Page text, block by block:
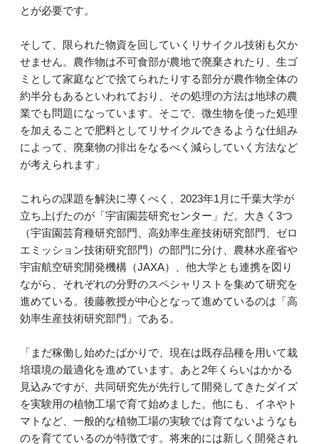
とが必要です。
そして、限られた物資を回していくリサイクル技術も欠か
せません。農作物は不可食部が農地で廃棄されたり、生ゴ
ミとして家庭などで捨てられたりする部分が農作物全体の
約半分もあるといわれており、その処理の方法は地球の農
業でも問題になっています。そこで、微生物を使った処理
を加えることで肥料としてリサイクルできるような仕組み
によって、廃棄物の排出をなるべく減らしていく方法など
が考えられます」
これらの課題を解決に導くべく、2023年1月に千葉大学が
立ち上げたのが「宇宙園芸研究センター」だ。大きく3つ
（宇宙園芸育種研究部門、高効率生産技術研究部門、ゼロ
エミッション技術研究部門）の部門に分け、農林水産省や
宇宙航空研究開発機構（JAXA）、他大学とも連携を図り
ながら、それぞれの分野のスペシャリストを集めて研究を
進めている。後藤教授が中心となって進めているのは「高
効率生産技術研究部門」である。
「まだ稼働し始めたばかりで、現在は既存品種を用いて栽
培環境の最適化を進めています。あと2年くらいはかかる
見込みですが、共同研究先が先行して開発してきたダイズ
を実験用の植物工場で育て始めました。他にも、イネやト
マトなど、一般的な植物工場の実験では育てないようなも
のを育てているのが特徴です。将来的には新しく開発され